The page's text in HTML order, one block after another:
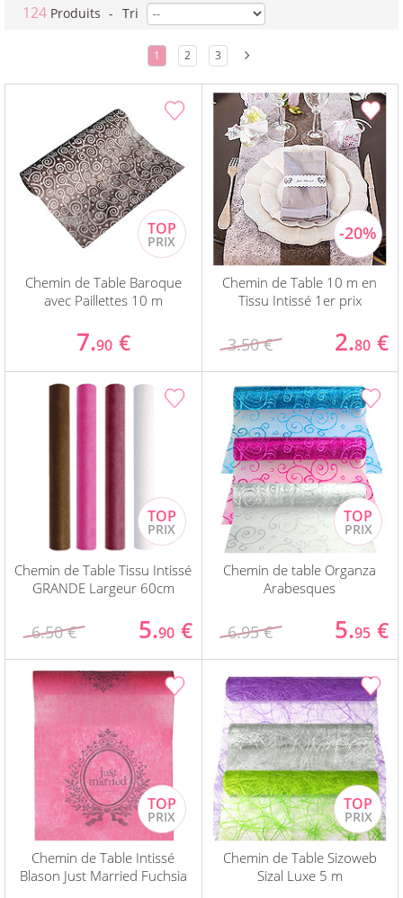
124 Produits - Tri
1 2 3
Chemin de Table Baroque
avec Paillettes 10 m
7.90 €
Chemin de Table 10 m en
Tissu Intissé 1er prix
3.50 € 2.80 €
Chemin de Table Tissu Intissé
GRANDE Largeur 60cm
6.50 € 5.90 €
Chemin de table Organza
Arabesques
6.95 € 5.95 €
Chemin de Table Intissé
Blason Just Married Fuchsia
Chemin de Table Sizoweb
Sizal Luxe 5 m